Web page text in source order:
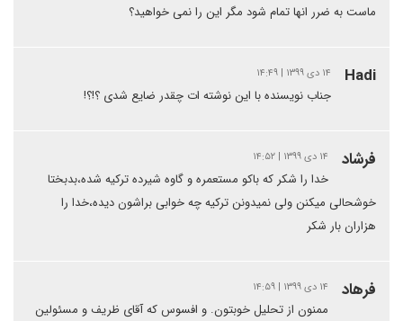
ماست به ضرر انها تمام شود مگر این را نمی خواهید؟
Hadi ۱۴ دی ۱۳۹۹ | ۱۴:۴۹
جناب نویسنده با این نوشته ات چقدر ضایع شدی ؟!؟!
فرشاد ۱۴ دی ۱۳۹۹ | ۱۴:۵۲
خدا را شکر که باکو مستعمره و گاوه شیرده ترکیه شده،بدبختا
خوشحالی میکنن ولی نمیدونن ترکیه چه خوابی براشون دیده،خدا را
هزاران بار شکر
فرهاد ۱۴ دی ۱۳۹۹ | ۱۴:۵۹
ممنون از تحلیل خوبتون. و افسوس که آقای ظریف و مسئولین